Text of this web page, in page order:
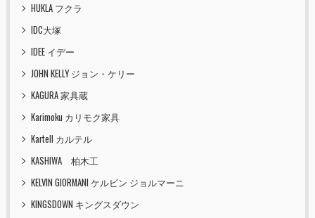
HUKLA フクラ
IDC大塚
IDEE イデー
JOHN KELLY ジョン・ケリー
KAGURA 家具蔵
Karimoku カリモク家具
Kartell カルテル
KASHIWA 柏木工
KELVIN GIORMANI ケルビン ジョルマーニ
KINGSDOWN キングスダウン